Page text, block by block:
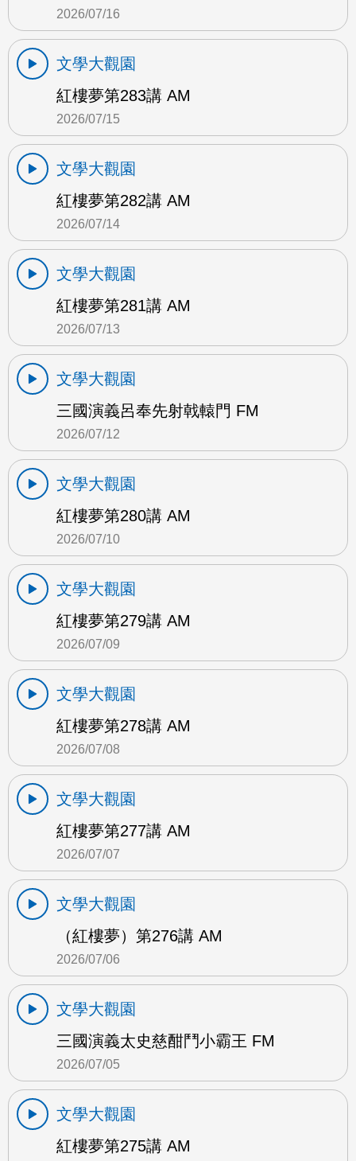
2026/07/16
文學大觀園
紅樓夢第283講 AM
2026/07/15
文學大觀園
紅樓夢第282講 AM
2026/07/14
文學大觀園
紅樓夢第281講 AM
2026/07/13
文學大觀園
三國演義呂奉先射戟轅門 FM
2026/07/12
文學大觀園
紅樓夢第280講 AM
2026/07/10
文學大觀園
紅樓夢第279講 AM
2026/07/09
文學大觀園
紅樓夢第278講 AM
2026/07/08
文學大觀園
紅樓夢第277講 AM
2026/07/07
文學大觀園
（紅樓夢）第276講 AM
2026/07/06
文學大觀園
三國演義太史慈酣鬥小霸王 FM
2026/07/05
文學大觀園
紅樓夢第275講 AM